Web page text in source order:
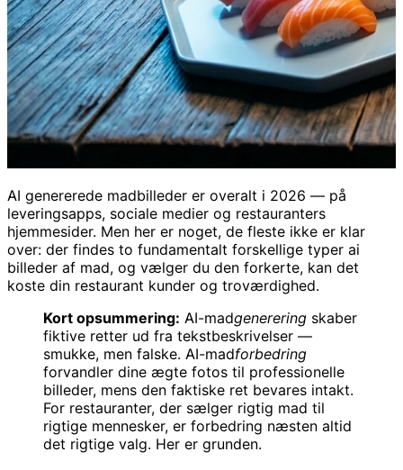
AI genererede madbilleder er overalt i 2026 — på
leveringsapps, sociale medier og restauranters
hjemmesider. Men her er noget, de fleste ikke er klar
over: der findes to fundamentalt forskellige typer ai
billeder af mad, og vælger du den forkerte, kan det
koste din restaurant kunder og troværdighed.
Kort opsummering: AI-madgenerering skaber
fiktive retter ud fra tekstbeskrivelser —
smukke, men falske. AI-madforbedring
forvandler dine ægte fotos til professionelle
billeder, mens den faktiske ret bevares intakt.
For restauranter, der sælger rigtig mad til
rigtige mennesker, er forbedring næsten altid
det rigtige valg. Her er grunden.